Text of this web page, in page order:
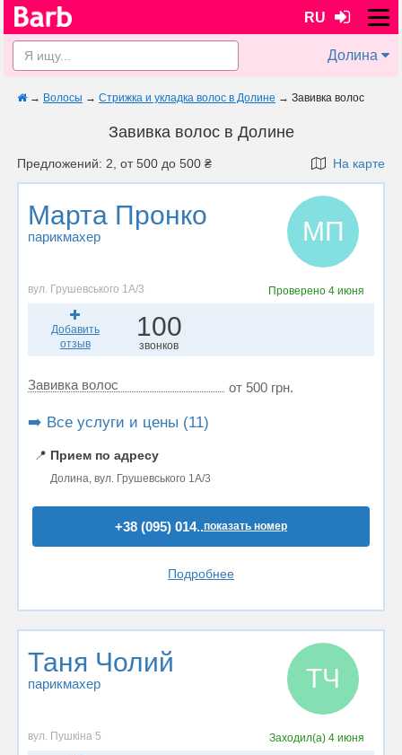
RU
Долина
→ Волосы → Стрижка и укладка волос в Долине → Завивка волос
Завивка волос в Долине
Предложений: 2, от 500 до 500 ₴ На карте
Марта Пронко
парикмахер МП
вул. Грушевського 1А/3 Проверено4 июня
Добавить
отзыв
100
звонков
Завивка волос от 500 грн.
➡️ Все услуги и цены (11)
📍 Прием по адресу
Долина, вул. Грушевського 1А/3
+38 (095) 014..показать номер
Подробнее
Таня Чолий
парикмахер ТЧ
вул. Пушкіна 5 Заходил(а) 4 июня